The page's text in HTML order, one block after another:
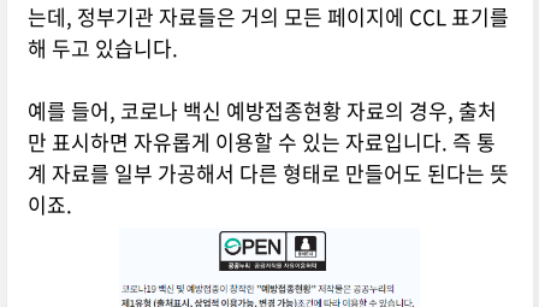
는데, 정부기관 자료들은 거의 모든 페이지에 CCL 표기를
해 두고 있습니다.
예를 들어, 코로나 백신 예방접종현황 자료의 경우, 출처
만 표시하면 자유롭게 이용할 수 있는 자료입니다. 즉 통
계 자료를 일부 가공해서 다른 형태로 만들어도 된다는 뜻
이죠.